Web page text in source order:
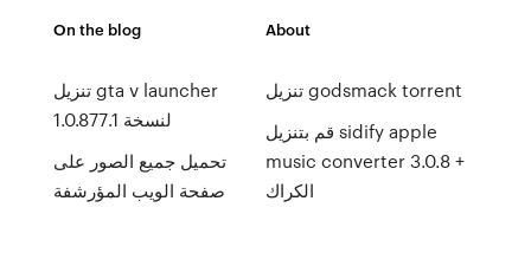
On the blog
تنزيل gta v launcher
لنسخة 1.0.877.1
تحميل جميع الصور على
صفحة الويب المؤرشفة
About
تنزيل godsmack torrent
قم بتنزيل sidify apple
music converter 3.0.8 +
الكراك